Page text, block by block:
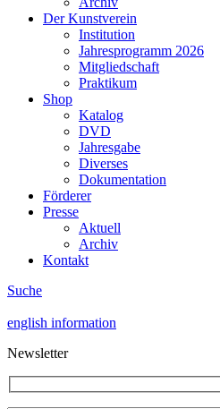
Der Kunstverein
Institution
Jahresprogramm 2026
Mitgliedschaft
Praktikum
Shop
Katalog
DVD
Jahresgabe
Diverses
Dokumentation
Förderer
Presse
Aktuell
Archiv
Kontakt
Suche
english information
Newsletter